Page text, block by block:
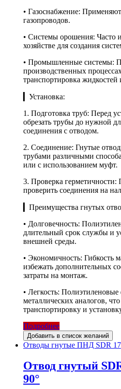
• Газоснабжение:
газопроводов.
• Системы орошения: Часто
хозяйстве для создания
• Промышленные системы:
производственных
транспортировка жидкостей
▎Установка:
1. Подготовка труб: Перед
обрезать трубы до нужной
соединения с отводом.
2. Соединение: Гнутые
трубами различными
или с использованием муфт.
3. Проверка герметичности:
проверить соединения на
▎Преимущества гнутых
• Долговечность:
длительный срок службы и
внешней среды.
• Экономичность: Гибкость
избежать дополнительных
затраты на монтаж.
• Легкость:
металлических аналогов,
транспортировку и
Подробнее
Добавить в список желаний
Отводы гнутые ПНД SDR 17
Отвод гнутый
90°